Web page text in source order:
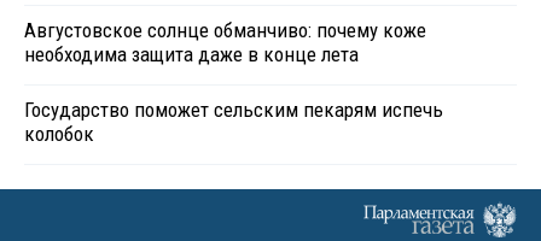
Августовское солнце обманчиво: почему коже
необходима защита даже в конце лета
Государство поможет сельским пекарям испечь
колобок